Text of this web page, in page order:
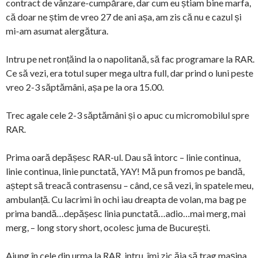
contract de vânzare-cumpărare, dar cum eu știam bine marfa,
că doar ne știm de vreo 27 de ani așa, am zis că nu e cazul și
mi-am asumat alergătura.
Intru pe net ronțăind la o napolitană, să fac programare la RAR.
Ce să vezi, era totul super mega ultra full, dar prind o luni peste
vreo 2-3 săptămâni, așa pe la ora 15.00.
Trec agale cele 2-3 săptămâni și o apuc cu micromobilul spre
RAR.
Prima oară depășesc RAR-ul. Dau să întorc – linie continua,
linie continua, linie punctată, YAY! Mă pun fromos pe bandă,
aștept să treacă contrasensu – când, ce să vezi, în spatele meu,
ambulanță. Cu lacrimi în ochi iau dreapta de volan, ma bag pe
prima bandă…depășesc linia punctată…adio…mai merg, mai
merg, – long story short, ocolesc juma de București.
Ajung în cele din urma la RAR, intru, îmi zic ăia să trag mașina